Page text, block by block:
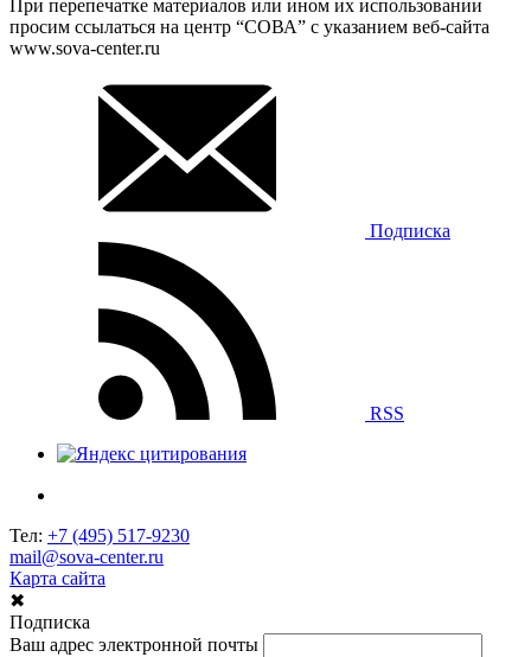
При перепечатке материалов или ином их использовании
просим ссылаться на центр “СОВА” с указанием веб-сайта
www.sova-center.ru
Подписка
RSS
Тел: +7 (495) 517-9230
mail@sova-center.ru
Карта сайта
✖
Подписка
Ваш адрес электронной почты